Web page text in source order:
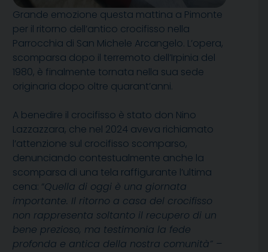
Grande emozione questa mattina a Pimonte
per il ritorno dell’antico crocifisso nella
Parrocchia di San Michele Arcangelo. L’opera,
scomparsa dopo il terremoto dell’Irpinia del
1980, è finalmente tornata nella sua sede
originaria dopo oltre quarant’anni.
A benedire il crocifisso è stato don Nino
Lazzazzara, che nel 2024 aveva richiamato
l’attenzione sul crocifisso scomparso,
denunciando contestualmente anche la
scomparsa di una tela raffigurante l’ultima
cena: “Quella di oggi è una giornata
importante. Il ritorno a casa del crocifisso
non rappresenta soltanto il recupero di un
bene prezioso, ma testimonia la fede
profonda e antica della nostra comunità” –